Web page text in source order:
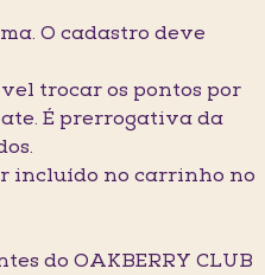
O cadastro deve
trocar os pontos por
É prerrogativa da
incluído no carrinho no
do OAKBERRY CLUB